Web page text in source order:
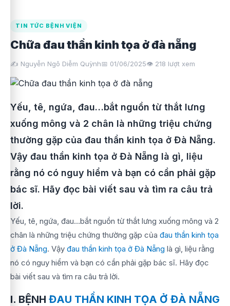
TIN TỨC BỆNH VIỆN
Chữa đau thần kinh tọa ở đà nẵng
✍️ Nguyễn Ngô Diễm Quỳnh📅 01/06/2025👁️ 218 lượt xem
Yếu, tê, ngứa, đau…bắt nguồn từ thắt lưng
xuống mông và 2 chân là những triệu chứng
thường gặp của đau thần kinh tọa ở Đà Nẵng.
Vậy đau thần kinh tọa ở Đà Nẵng là gì, liệu
rằng nó có nguy hiểm và bạn có cần phải gặp
bác sĩ. Hãy đọc bài viết sau và tìm ra câu trả
lời.
Yếu, tê, ngứa, đau…bắt nguồn từ thắt lưng xuống mông và 2
chân là những triệu chứng thường gặp của đau thần kinh tọa
ở Đà Nẵng. Vậy đau thần kinh tọa ở Đà Nẵng là gì, liệu rằng
nó có nguy hiểm và bạn có cần phải gặp bác sĩ. Hãy đọc
bài viết sau và tìm ra câu trả lời.
I. BỆNH ĐAU THẦN KINH TỌA Ở ĐÀ NẴNG